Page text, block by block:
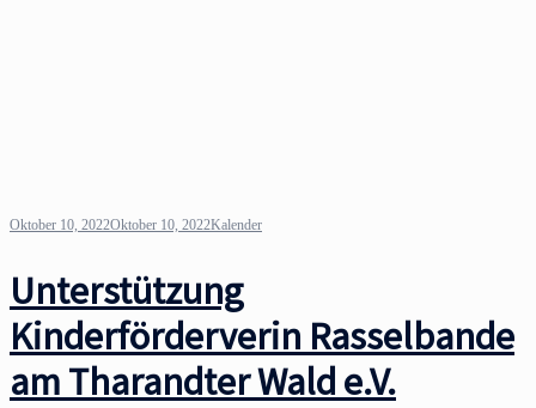
Oktober 10, 2022Oktober 10, 2022Kalender
Unterstützung
Kinderförderverin Rasselbande
am Tharandter Wald e.V.